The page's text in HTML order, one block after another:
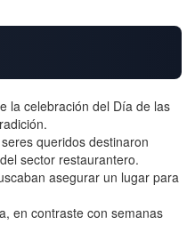
la celebración del Día de las
queridos destinaron
sector restaurantero.
asegurar un lugar para
en contraste con semanas